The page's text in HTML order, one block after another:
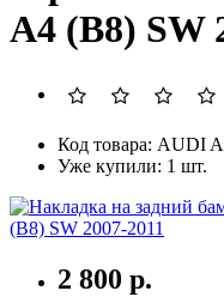
A4 (B8) SW
Код товара: AUDI
Уже купили: 1 шт.
2 800 р.